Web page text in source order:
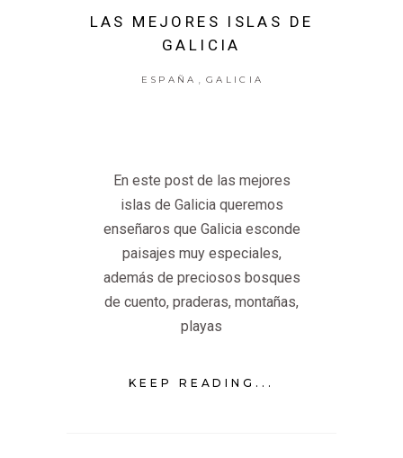
LAS MEJORES ISLAS DE
GALICIA
ESPAÑA GALICIA
En este post de las mejores
islas de Galicia queremos
enseñaros que Galicia esconde
paisajes muy especiales,
además de preciosos bosques
de cuento, praderas, montañas,
playas
KEEP READING...